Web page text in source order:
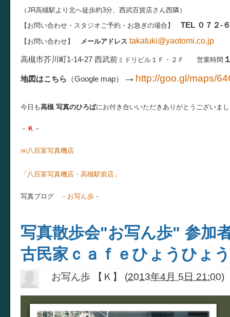
（JR高槻駅より北へ徒歩約3分、西武百貨店さん西隣）
【お問い合わせ・スタジオご予約・お急ぎの場合】 TEL ０７２-
【お問い合わせ】 メールアドレス takatuki@yaotomi.co.jp
高槻市芥川町1-14-27 西武前 ミドリビル１Ｆ・２Ｆ 営業時間
地図はこちら （Google map） → http://goo.gl/maps/
今日も高槻 写真のひろばにお付き合いいただきありがとうございま
－ Ｋ －
㈱八百富写真機店
「八百富写真機店・高槻駅前店」
写真ブログ －お写ん歩－
写真散歩会"お写ん歩" 参加
古民家ｃａｆｅひょうひょ
お写ん歩 【Ｋ】 (2013年4月 5日 21:00)